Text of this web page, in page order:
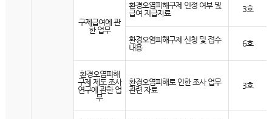
구제급여에 관
한 업무
환경오염피해구제 인정 여부 및
급여 지급자료
3호
환경오염피해구제 신청 및 접수
내용
6호
환경오염피해
구제 제도 조사
연구에 관한 업
무
환경오염피해로 인한 조사 업무
관련 자료
3호